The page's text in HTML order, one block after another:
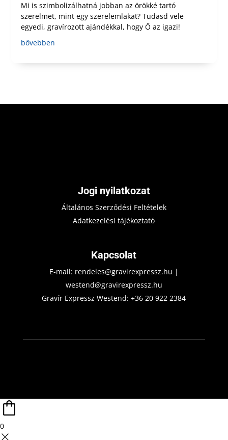
Mi is szimbolizálhatná jobban az örökké tartó
szerelmet, mint egy szerelemlakat? Tudasd vele
egyedi, gravírozott ajándékkal, hogy Ő az igazi!
bővebben
Jogi nyilatkozat
Általános Szerződési Feltételek
Adatkezelési tájékoztató
Kapcsolat
E-mail: rendeles@gravirexpressz.hu |
westend@gravirexpressz.hu
Gravír Expressz Westend:+36 20 922 2384
0